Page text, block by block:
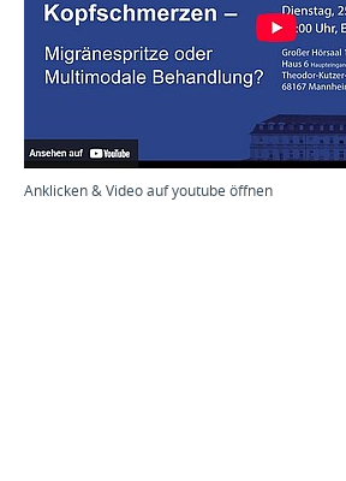
Anklicken & Video auf youtube öffnen